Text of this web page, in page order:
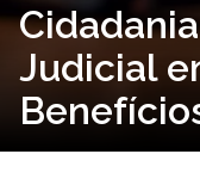
Judicial